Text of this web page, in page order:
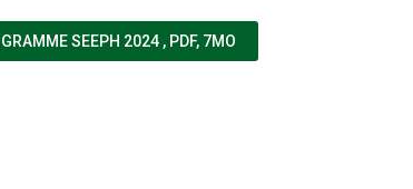
SEEPH 2024 (NOUVELLE FENÊTRE)
, PDF, 7MO